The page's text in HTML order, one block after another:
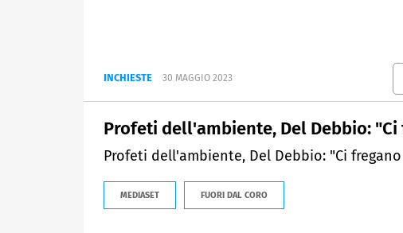
INCHIESTE 30 MAGGIO 2023
Profeti dell'ambiente, Del Debbio:
Profeti dell'ambiente, Del Debbio: "Ci
MEDIASET FUORI DAL CORO